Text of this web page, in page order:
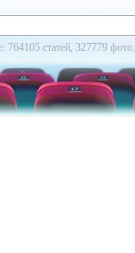
764105 статей, 327779 фото.